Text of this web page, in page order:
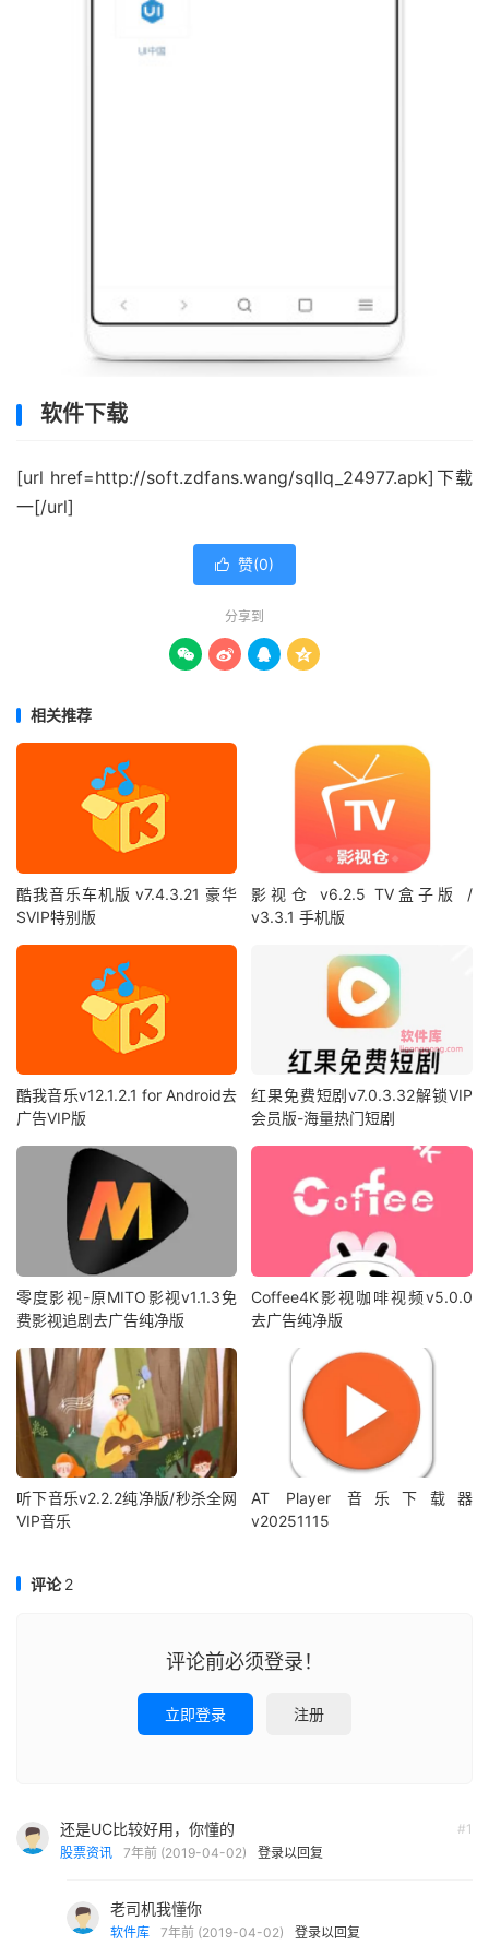
软件下载
[url href=http://soft.zdfans.wang/sqllq_24977.apk]下载
一[/url]
 赞(0)
分享到
   
相关推荐
酷我音乐车机版 v7.4.3.21 豪华
SVIP特别版
影视仓 v6.2.5 TV盒子版 /
v3.3.1 手机版
酷我音乐v12.1.2.1 for Android去
广告VIP版
红果免费短剧v7.0.3.32解锁VIP
会员版-海量热门短剧
零度影视-原MITO影视v1.1.3免
费影视追剧去广告纯净版
Coffee4K影视咖啡视频v5.0.0
去广告纯净版
听下音乐v2.2.2纯净版/秒杀全网
VIP音乐
AT Player 音乐下载器
v20251115
评论2
评论前必须登录！
立即登录 注册
#1
还是UC比较好用，你懂的
股票资讯 7年前 (2019-04-02) 登录以回复
老司机我懂你
软件库 7年前 (2019-04-02) 登录以回复